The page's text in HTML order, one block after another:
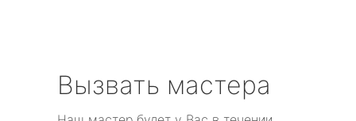
Вызвать мастера